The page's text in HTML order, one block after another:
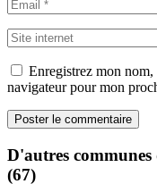
Enregistrez mon nom,
navigateur pour mon
D'autres
(67)